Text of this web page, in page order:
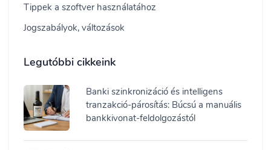
Tippek a szoftver használatához
Jogszabályok, változások
Legutóbbi cikkeink
Banki szinkronizáció és intelligens
tranzakció-párosítás: Búcsú a manuális
bankkivonat-feldolgozástól